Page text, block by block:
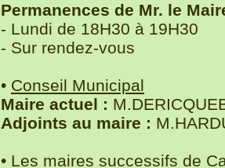
Permanences de Mr. le
- Lundi de 18H30 à 19H30
- Sur rendez-vous
• Conseil Municipal
Maire actuel :
Adjoints au maire :
• Les maires successifs de